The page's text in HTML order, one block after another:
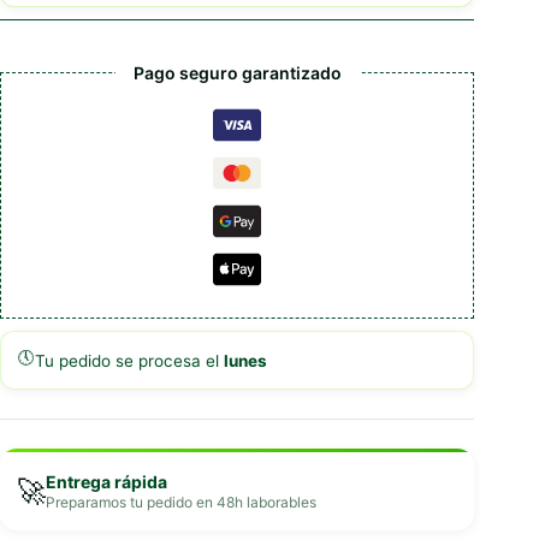
Pago seguro garantizado
🕔Tu pedido se procesa el lunes
🚀Entrega rápida
Preparamos tu pedido en 48h laborables